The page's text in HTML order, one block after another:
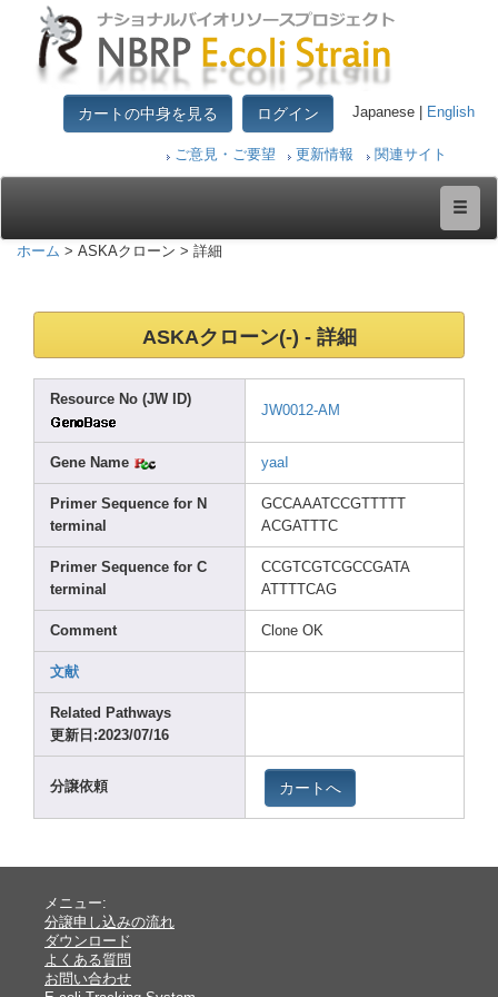
カートの中身を見る ログイン Japanese | English
ご意見・ご要望 更新情報 関連サイト
ホーム > ASKAクローン > 詳細
ASKAクローン(-) - 詳細
Resource No (JW ID)
JW0012-AM
Gene Name yaaI
Primer Sequence for N
terminal
GCCAAATCCG
ACGAT
TTC
Primer Sequence for C
terminal
CCGTCGTCGCCGATA
ATTTT CAG
Comment Clone OK
文献
Related Pathways
更新日:2023/07/16
分譲依頼 カートへ
メニュー:
分譲申し込みの流れ
ダウンロード
よくある質問
お問い合わせ